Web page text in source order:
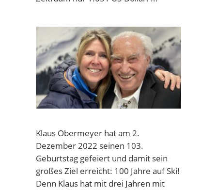
Klaus Obermeyer hat am 2.
Dezember 2022 seinen 103.
Geburtstag gefeiert und damit sein
großes Ziel erreicht: 100 Jahre auf Ski!
Denn Klaus hat mit drei Jahren mit